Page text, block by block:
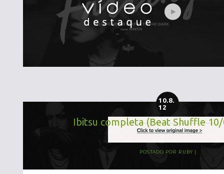
10.8.
12
Ibitsu completa (Beat Shuffle
POSTADO POR RUBY